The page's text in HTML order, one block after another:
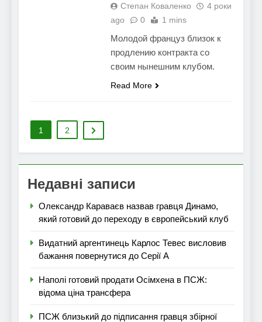
Степан Коваленко
4 роки
ago
0 1 mins
Молодой француз близок к
продлению контракта со
своим нынешним клубом.
Read More
1 2
Недавні записи
Олександр Караваєв назвав гравця Динамо,
який готовий до переходу в європейський клуб
Видатний аргентинець Карлос Тевес висловив
бажання повернутися до Серії А
Наполі готовий продати Осімхена в ПСЖ:
відома ціна трансфера
ПСЖ близький до підписання гравця збірної